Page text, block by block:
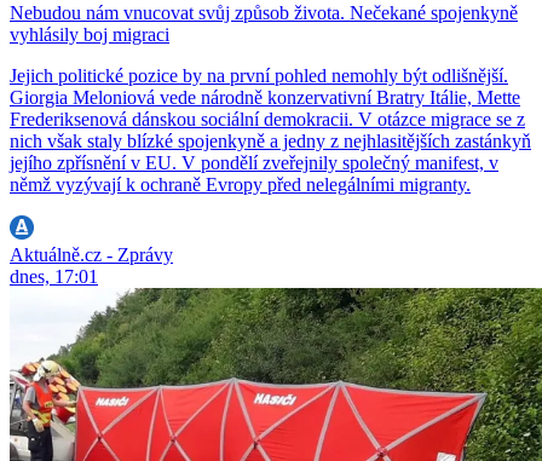
Nebudou nám vnucovat svůj způsob života. Nečekané spojenkyně
vyhlásily boj migraci
Jejich politické pozice by na první pohled nemohly být odlišnější.
Giorgia Meloniová vede národně konzervativní Bratry Itálie, Mette
Frederiksenová dánskou sociální demokracii. V otázce migrace se z
nich však staly blízké spojenkyně a jedny z nejhlasitějších zastánkyň
jejího zpřísnění v EU. V pondělí zveřejnily společný manifest, v
němž vyzývají k ochraně Evropy před nelegálními migranty.
Aktuálně.cz - Zprávy
dnes, 17:01